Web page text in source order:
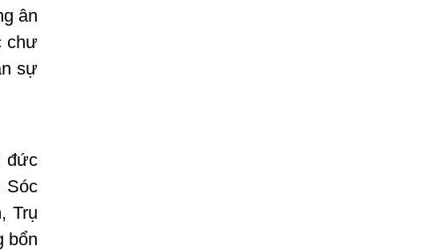
ân
chư
sự
đức
Sóc
Trụ
bổn